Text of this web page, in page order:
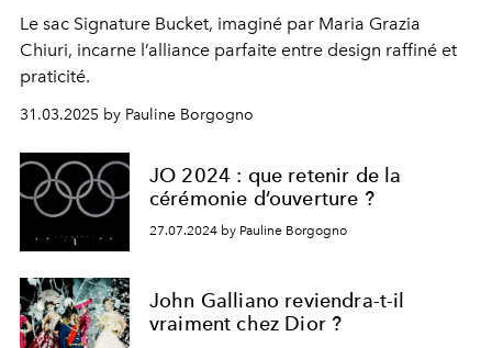
Le sac Signature Bucket, imaginé par Maria Grazia
Chiuri, incarne l’alliance parfaite entre design raffiné et
praticité.
31.03.2025 by Pauline Borgogno
JO 2024 : que retenir de la
cérémonie d’ouverture ?
27.07.2024 by Pauline Borgogno
John Galliano reviendra-t-il
vraiment chez Dior ?